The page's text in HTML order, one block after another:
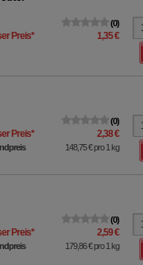
0
Preis*
1,35 €
0
Preis* 2,38 €
148,75 €pro 1 kg
0
Preis* 2,59 €
179,86 €pro 1 kg